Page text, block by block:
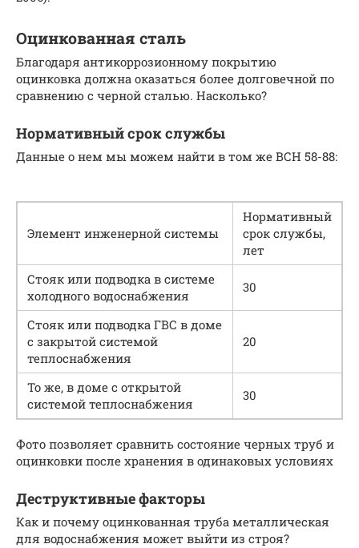
Оцинкованная сталь
Благодаря антикоррозионному покрытию
оцинковка должна оказаться более долговечной по
сравнению с черной сталью. Насколько?
Нормативный срок службы
Данные о нем мы можем найти в том же ВСН 58-88:
Элемент инженерной системы
Нормативный
срок службы,
лет
Стояк или подводка в системе
холодного водоснабжения
30
Стояк или подводка ГВС в доме
с закрытой системой
теплоснабжения
20
То же, в доме с открытой
системой теплоснабжения
30
Фото позволяет сравнить состояние черных труб и
оцинковки после хранения в одинаковых условиях
Деструктивные факторы
Как и почему оцинкованная труба металлическая
для водоснабжения может выйти из строя?